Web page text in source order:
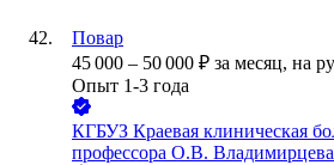
Повар
45 000 – 50 000 ₽ за месяц, на
Опыт 1-3 года
КГБУЗ Краевая клиническая
профессора О.В. Владимирцева